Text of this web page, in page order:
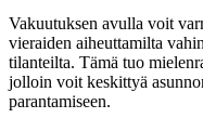
Vakuutuksen avulla voit
vieraiden aiheuttamilta
tilanteilta. Tämä tuo
jolloin voit keskittyä
parantamiseen.